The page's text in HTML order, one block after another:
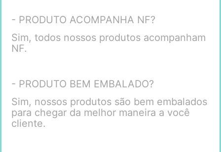
- PRODUTO ACOMPANHA NF?
Sim, todos nossos produtos acompanham
NF.
- PRODUTO BEM EMBALADO?
Sim, nossos produtos são bem embalados
para chegar da melhor maneira a você
cliente.